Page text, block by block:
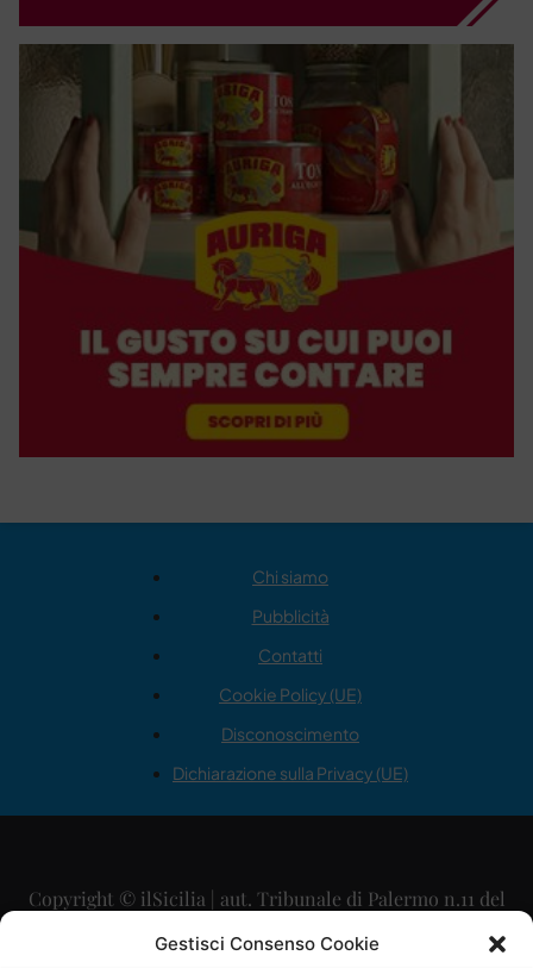
Gestisci Consenso Cookie
Chi siamo
Pubblicità
Contatti
Cookie Policy (UE)
Disconoscimento
Dichiarazione sulla Privacy (UE)
Copyright © ilSicilia | aut. Tribunale di Palermo n.11 del
29/09/2015